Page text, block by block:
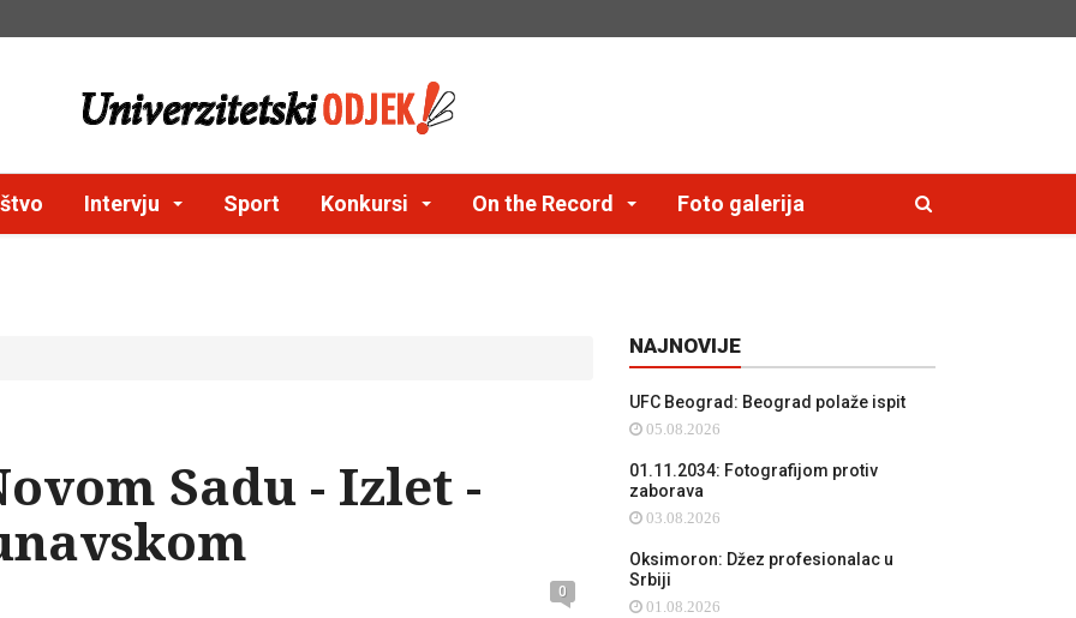
Intervju Sport Konkursi On the Record Foto galerija
Sadu - Izlet -
0
NAJNOVIJE
UFC Beograd: Beograd polaže ispit
05.08.2026
01.11.2034: Fotografijom protiv
zaborava
03.08.2026
Oksimoron: Džez profesionalac u
Srbiji
01.08.2026